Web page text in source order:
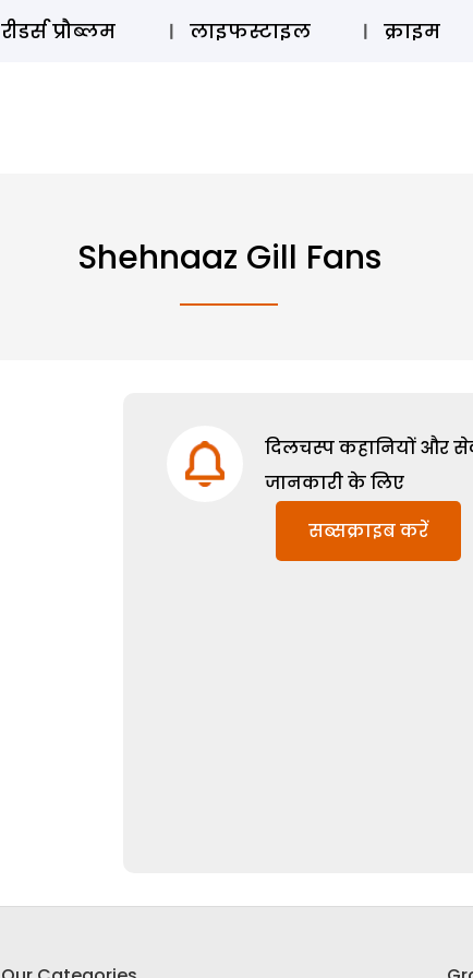
ऑडियो
रीडर्स प्रौब्लम लाइफस्टाइल क्राइम
Shehnaaz Gill Fans
दिलचस्प कहानियों और
जानकारी के लिए
सब्सक्राइब करें